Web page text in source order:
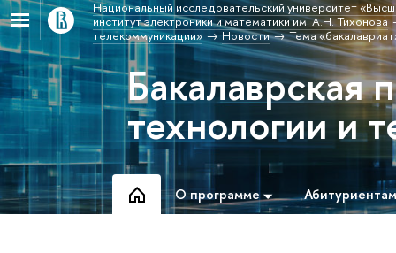
Национальный исследовательский университет
институт электроники и математики им. А.Н. Тихонова
телекоммуникации»
Новости Тема
технологии и
О программе Абитуриентам